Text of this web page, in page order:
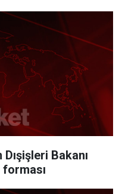
Bakanı